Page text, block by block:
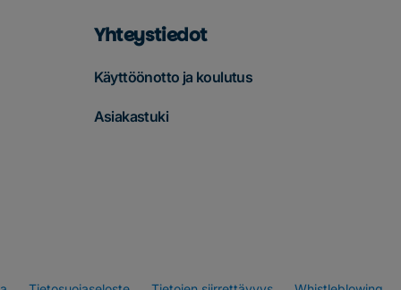
Yhteystiedot
Käyttöönotto ja koulutus
Asiakastuki